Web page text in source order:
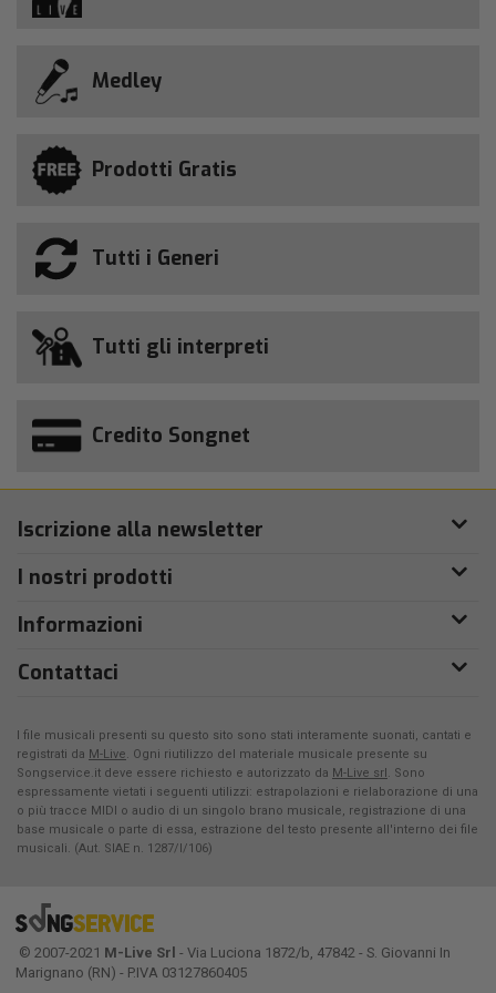
Medley
Prodotti Gratis
Tutti i Generi
Tutti gli interpreti
Credito Songnet
Iscrizione alla newsletter
I nostri prodotti
Informazioni
Contattaci
I file musicali presenti su questo sito sono stati interamente suonati, cantati e
registrati da M-Live. Ogni riutilizzo del materiale musicale presente su
Songservice.it deve essere richiesto e autorizzato da M-Live srl. Sono
espressamente vietati i seguenti utilizzi: estrapolazioni e rielaborazione di una
o più tracce MIDI o audio di un singolo brano musicale, registrazione di una
base musicale o parte di essa, estrazione del testo presente all'interno dei file
musicali. (Aut. SIAE n. 1287/I/106)
© 2007-2021 M-Live Srl - Via Luciona 1872/b, 47842 - S. Giovanni In
Marignano (RN) - P.IVA 03127860405